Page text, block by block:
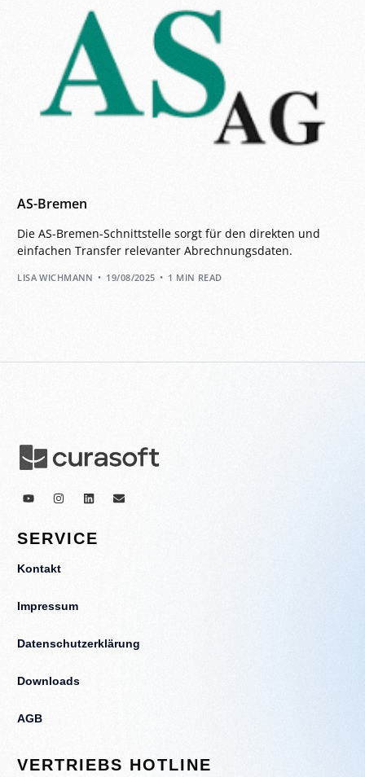
AS-Bremen
Die AS-Bremen-Schnittstelle sorgt für den direkten und
einfachen Transfer relevanter Abrechnungsdaten.
LISA WICHMANN 19/08/2025 1 MIN READ
SERVICE
Kontakt
Impressum
Datenschutzerklärung
Downloads
AGB
VERTRIEBS HOTLINE